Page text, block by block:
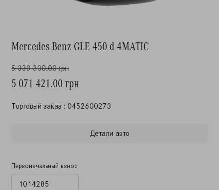
Mercedes-Benz GLE 450 d 4MATIC
5 338 300.00 грн
5 071 421.00 грн
Торговый заказ : 0452600273
Детали авто
Первоначальный взнос